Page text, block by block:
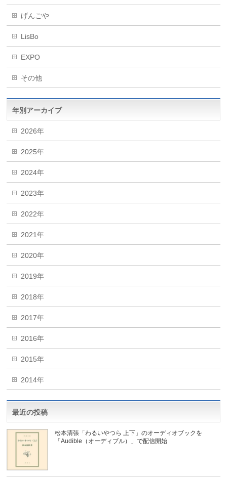
げんごや
LisBo
EXPO
その他
年別アーカイブ
2026年
2025年
2024年
2023年
2022年
2021年
2020年
2019年
2018年
2017年
2016年
2015年
2014年
最近の投稿
松本清張「わるいやつら 上下」のオーディオブックを
「Audible（オーディブル）」で配信開始